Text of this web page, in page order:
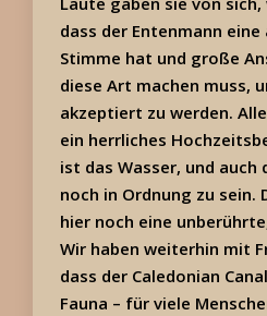
dass der Entenmann
Stimme hat und große
diese Art machen muss,
akzeptiert zu werden.
ein herrliches
ist das Wasser, und auch
noch in Ordnung zu sein.
hier noch eine
Wir haben weiterhin mit
dass der Caledonian
Fauna – für viele